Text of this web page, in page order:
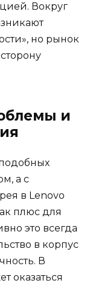
Вокруг
но рынок
и
а с
в Lenovo
плюс для
это всегда
в корпус
В
оказаться